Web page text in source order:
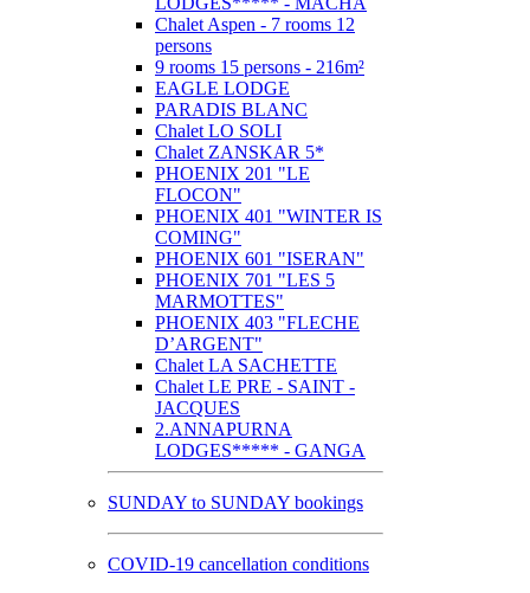
Chalet Aspen - 7 rooms 12
persons
9 rooms 15 persons - 216m²
EAGLE LODGE
PARADIS BLANC
Chalet LO SOLI
Chalet ZANSKAR 5*
PHOENIX 201 "LE
FLOCON"
PHOENIX 401 "WINTER IS
COMING"
PHOENIX 601 "ISERAN"
PHOENIX 701 "LES 5
MARMOTTES"
PHOENIX 403 "FLECHE
D’ARGENT"
Chalet LA SACHETTE
Chalet LE PRE - SAINT -
JACQUES
2.ANNAPURNA
LODGES***** - GANGA
SUNDAY to SUNDAY bookings
COVID-19 cancellation conditions